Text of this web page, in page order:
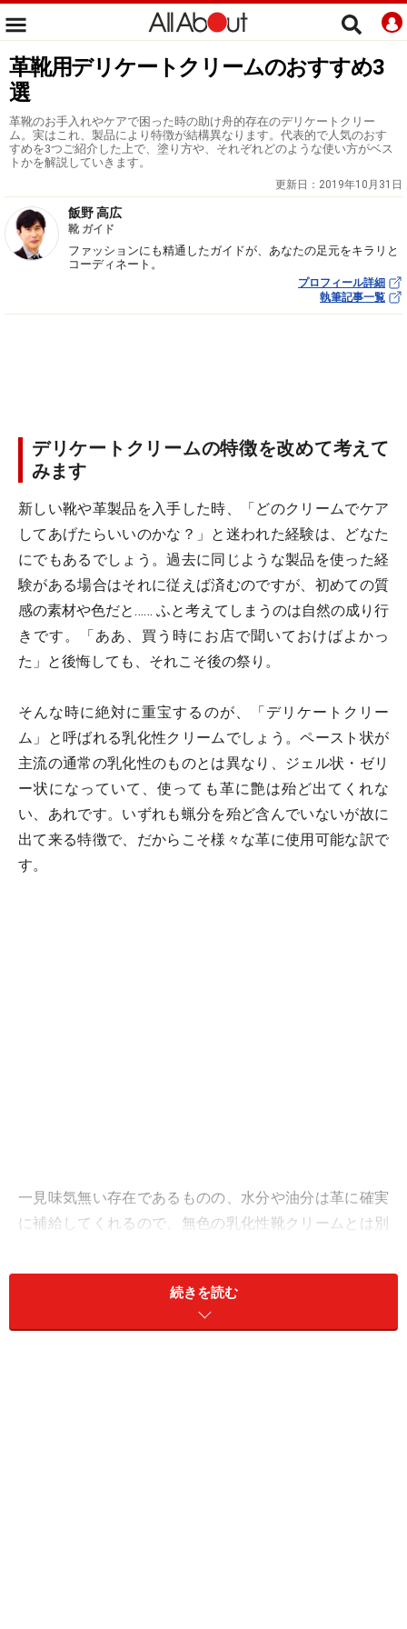
革靴用デリケートクリームのおすすめ3
選
革靴のお手入れやケアで困った時の助け舟的存在のデリケートクリー
ム。実はこれ、製品により特徴が結構異なります。代表的で人気のおす
すめを3つご紹介した上で、塗り方や、それぞれどのような使い方がベス
トかを解説していきます。
更新日： 2019年10月31日
飯野 高広
靴 ガイド
ファッションにも精通したガイドが、あなたの足元をキラリと
コーディネート。
プロフィール詳細
執筆記事一覧
デリケートクリームの特徴を改めて考えて
みます
新しい靴や革製品を入手した時、「どのクリームでケア
してあげたらいいのかな？」と迷われた経験は、どなた
にでもあるでしょう。過去に同じような製品を使った経
験がある場合はそれに従えば済むのですが、初めての質
感の素材や色だと…… ふと考えてしまうのは自然の成り行
きです。「ああ、買う時にお店で聞いておけばよかっ
た」と後悔しても、それこそ後の祭り。
そんな時に絶対に重宝するのが、「デリケートクリー
ム」と呼ばれる乳化性クリームでしょう。ペースト状が
主流の通常の乳化性のものとは異なり、ジェル状・ゼリ
ー状になっていて、使っても革に艶は殆ど出てくれな
い、あれです。いずれも蝋分を殆ど含んでいないが故に
出て来る特徴で、だからこそ様々な革に使用可能な訳で
す。
一見味気無い存在であるものの、水分や油分は革に確実
に補給してくれるので、無色の乳化性靴クリームとは別
ん。
続きを読む